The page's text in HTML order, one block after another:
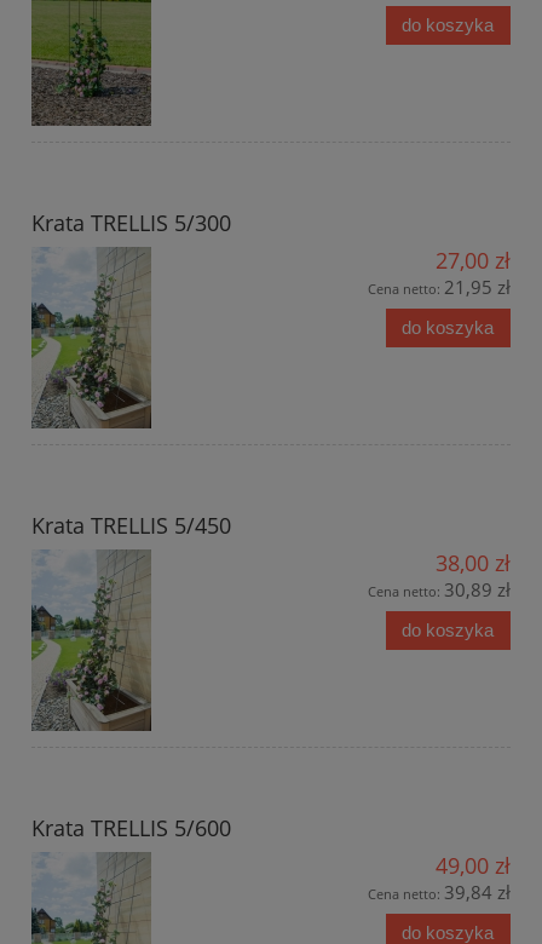
do koszyka
Krata TRELLIS 5/300
27,00 zł
Cena netto: 21,95 zł
do koszyka
Krata TRELLIS 5/450
38,00 zł
Cena netto: 30,89 zł
do koszyka
Krata TRELLIS 5/600
49,00 zł
Cena netto: 39,84 zł
do koszyka